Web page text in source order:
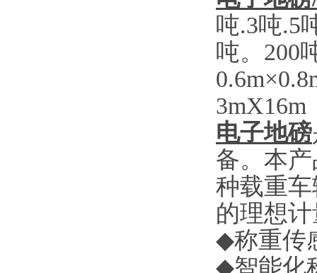
吨.3吨.5
吨。 200
电子地磅
备。本
种载重
的理想
◆称重传
◆智能化